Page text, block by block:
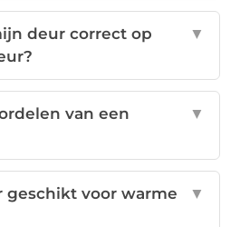
deur correct op
▼
van een
▼
geschikt voor warme
▼